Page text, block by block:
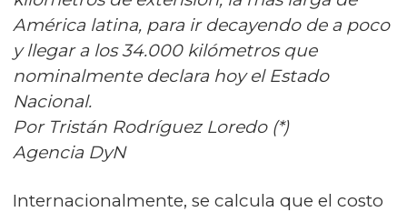
América latina, para ir decayendo de a poco
y llegar a los 34.000 kilómetros que
nominalmente declara hoy el Estado
Nacional.
Por Tristán Rodríguez Loredo (*)
Agencia DyN
Internacionalmente, se calcula que el costo